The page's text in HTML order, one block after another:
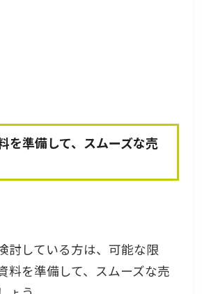
を準備して、スムーズな売
討している方は、可能な限
料を準備して、スムーズな売